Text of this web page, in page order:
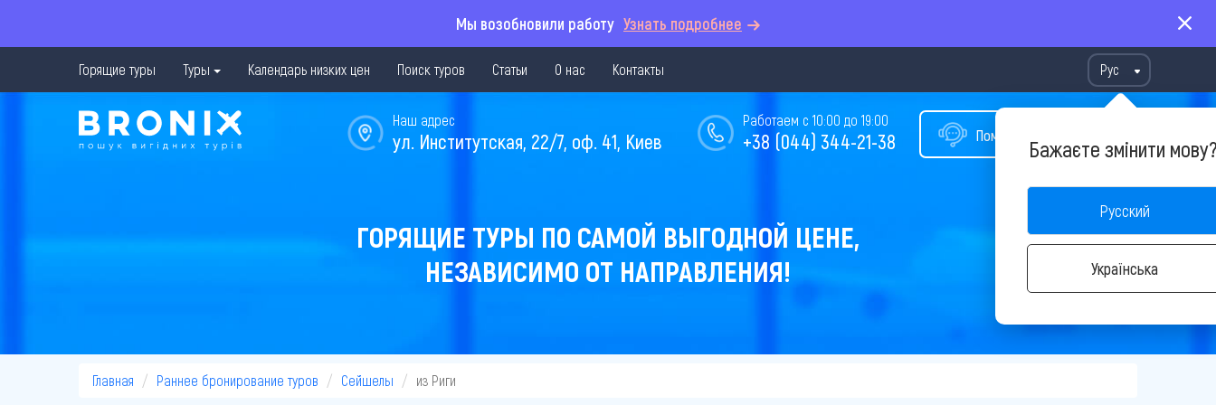
Мы возобновили работу Узнать подробнее
Горящие туры Туры Календарь низких цен Поиск туров Статьи О нас Контакты Рус
Бажаєте змінити
Русский
Українська
Помощь в подборе тура
Работаем с 10:00 до 19:00
+38 (044) 344-21-38
Наш адрес
ул. Институтская, 22/7, оф. 41, Киев
ГОРЯЩИЕ ТУРЫ ПО САМОЙ ВЫГОДНОЙ ЦЕНЕ,
НЕЗАВИСИМО ОТ НАПРАВЛЕНИЯ!
Главная Раннее бронирование туров Сейшелы из Риги